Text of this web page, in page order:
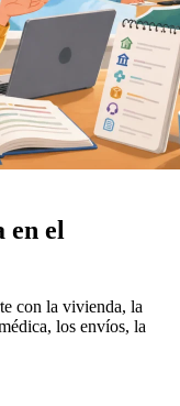
el
con la vivienda, la
los envíos, la